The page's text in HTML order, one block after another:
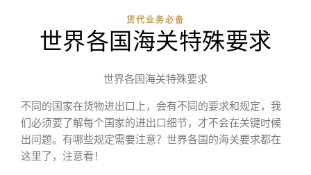
货代业务必备
世界各国海关特殊要求
世界各国海关特殊要求
不同的国家在货物进出口上，会有不同的要求和规定，我
们必须要了解每个国家的进出口细节，才不会在关键时候
出问题。有哪些规定需要注意？世界各国的海关要求都在
这里了，注意看！